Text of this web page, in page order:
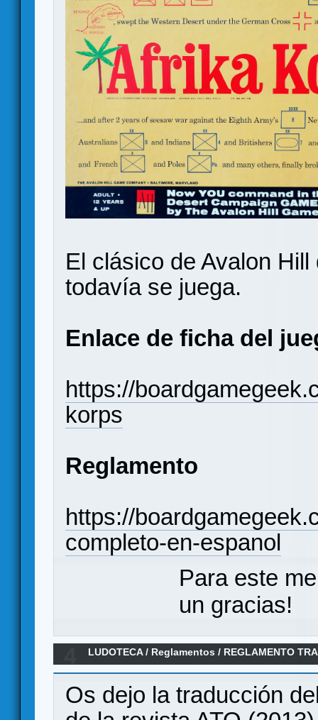
El clásico de Avalon
todavía se juega.
Enlace de ficha del
https://
korps
Reglamento
https://
completo-en-espanol
Para este
un gracias!
LUDOTECA/ Reglamentos / REGLAMENTO
Os dejo la traducción